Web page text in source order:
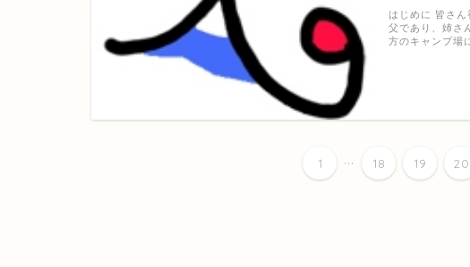
はじめに 皆さ
父であり、姉さ
方のキャンプ場
1 ... 18 19 20